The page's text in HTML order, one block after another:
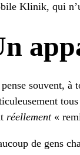
Klinik, qui
souvent, à
réellement«
de gens